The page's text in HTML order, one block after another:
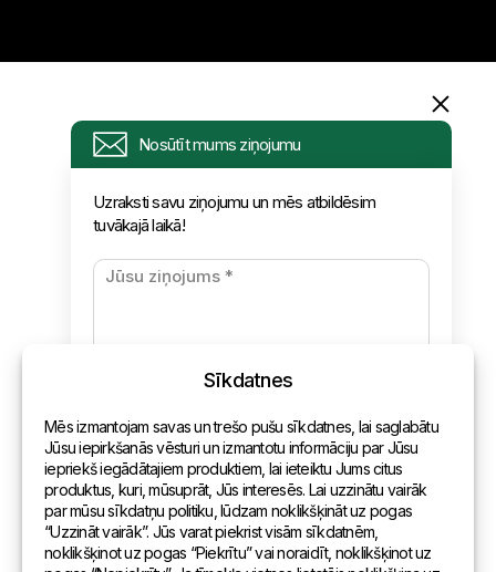
Nosūtīt mums ziņojumu
Uzraksti savu ziņojumu un mēs atbildēsim
tuvākajā laikā!
Informācija
Pieprasījums
Apmaksa un piegāde
Kontakti
Vispārēja informācija
Pārstāvniecības pasaulē
Adrese
Sīkdatnes
Mēs izmantojam savas un trešo pušu sīkdatnes, lai saglabātu
Jūsu iepirkšanās vēsturi un izmantotu informāciju par Jūsu
iepriekš iegādātajiem produktiem, lai ieteiktu Jums citus
produktus, kuri, mūsuprāt, Jūs interesēs. Lai uzzinātu vairāk
par mūsu sīkdatņu politiku, lūdzam noklikšķināt uz pogas
“Uzzināt vairāk”. Jūs varat piekrist visām sīkdatnēm,
noklikšķinot uz pogas “Piekrītu” vai noraidīt, noklikšķinot uz